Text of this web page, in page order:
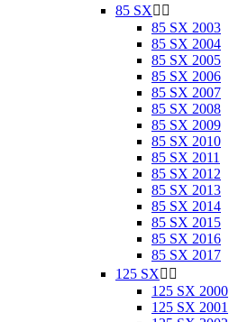
85 SX 
85 SX 2003
85 SX 2004
85 SX 2005
85 SX 2006
85 SX 2007
85 SX 2008
85 SX 2009
85 SX 2010
85 SX 2011
85 SX 2012
85 SX 2013
85 SX 2014
85 SX 2015
85 SX 2016
85 SX 2017
125 SX 
125 SX 2000
125 SX 2001